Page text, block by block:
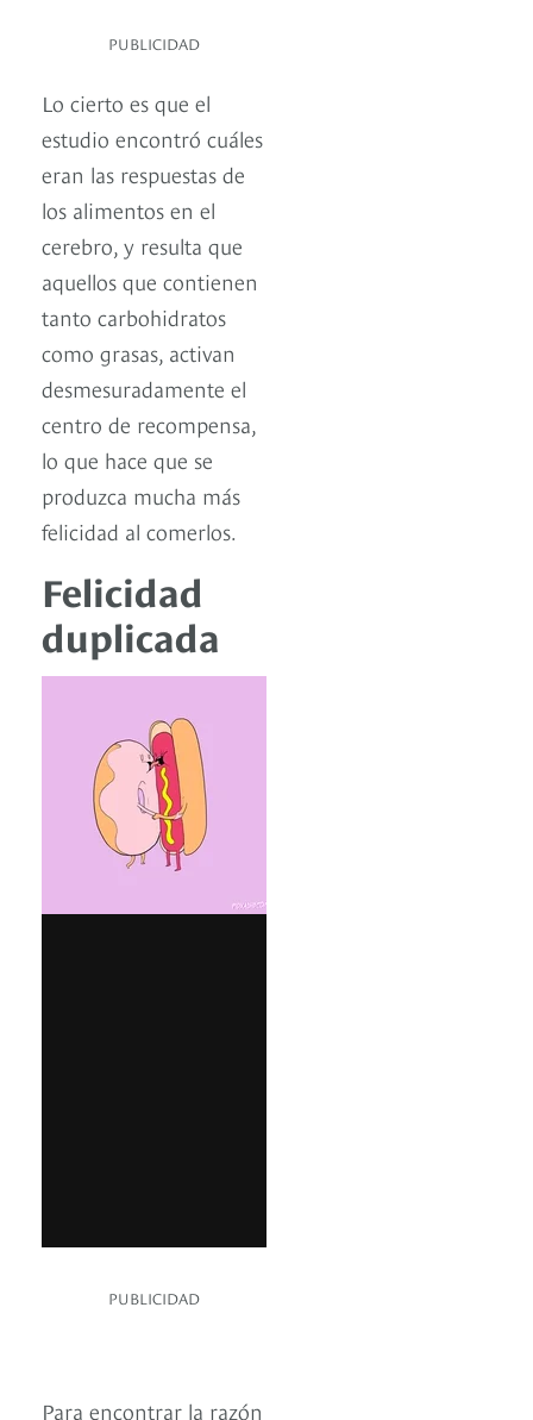
PUBLICIDAD
Lo cierto es que el
estudio encontró cuáles
eran las respuestas de
los alimentos en el
cerebro, y resulta que
aquellos que contienen
tanto carbohidratos
como grasas, activan
desmesuradamente el
centro de recompensa,
lo que hace que se
produzca mucha más
felicidad al comerlos.
Felicidad
duplicada
PUBLICIDAD
Para encontrar la razón